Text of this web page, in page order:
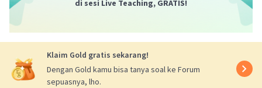
di sesi Live Teaching, GRATIS!
Klaim Gold gratis sekarang!
Dengan Gold kamu bisa tanya soal ke Forum
sepuasnya, lho.